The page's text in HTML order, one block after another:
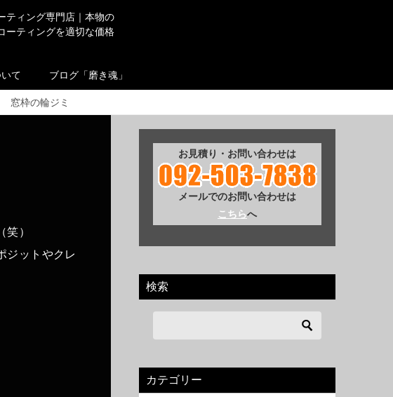
ティング専門店｜本物の
ーティングを適切な価格
て ブログ「磨き魂」
窓枠の輪ジミ
）
ジットやクレ
お見積り・お問い合わせは
メールでのお問い合わせは
こちらへ
検索
カテゴリー